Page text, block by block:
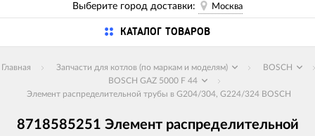
Выберите город доставки:
Москва
КАТАЛОГ ТОВАРОВ
Главная Запчасти для котлов (по маркам и моделям)
BOSCH
BOSCH GAZ 5000 F 44
Элемент распределительной трубы в G204/304, G224/324 BOSCH
8718585251 Элемент распределительной